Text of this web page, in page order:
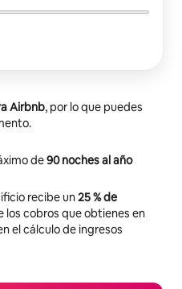
Airbnb, por lo que puedes
de90 noches al año
recibe un25 % de
los cobros que obtienes en
el cálculo de ingresos